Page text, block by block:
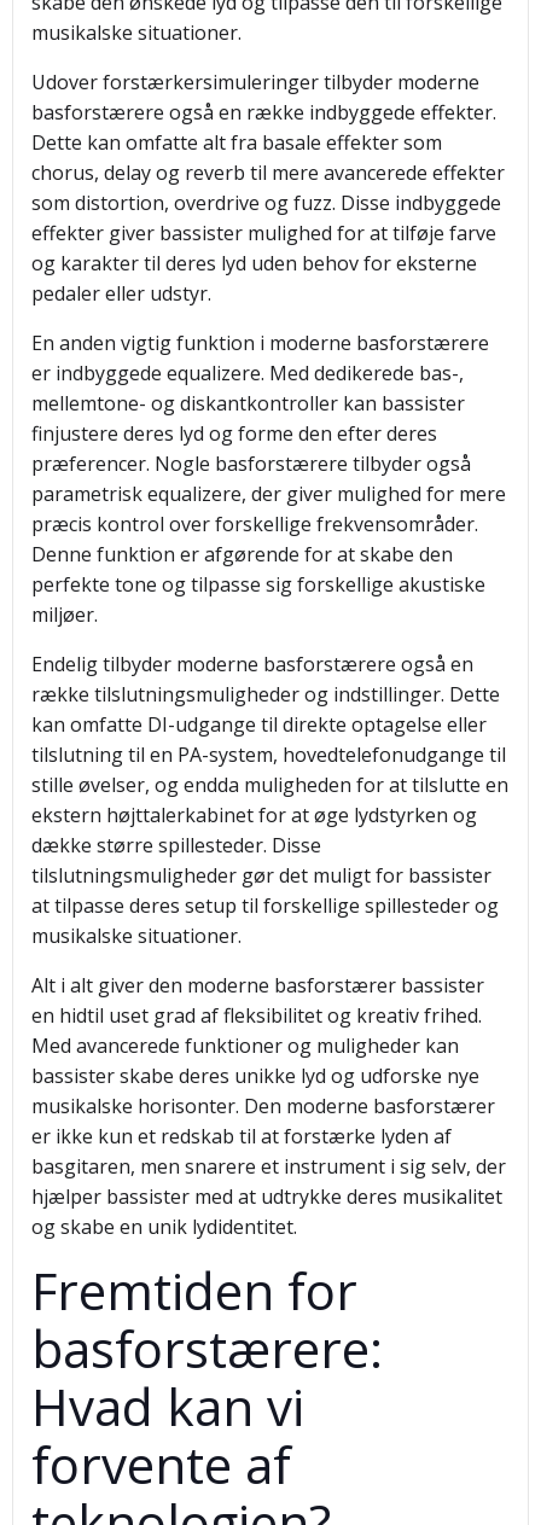
musikalske situationer.
Udover forstærkersimuleringer tilbyder moderne
basforstærere også en række indbyggede effekter.
Dette kan omfatte alt fra basale effekter som
chorus, delay og reverb til mere avancerede effekter
som distortion, overdrive og fuzz. Disse indbyggede
effekter giver bassister mulighed for at tilføje farve
og karakter til deres lyd uden behov for eksterne
pedaler eller udstyr.
En anden vigtig funktion i moderne basforstærere
er indbyggede equalizere. Med dedikerede bas-,
mellemtone- og diskantkontroller kan bassister
finjustere deres lyd og forme den efter deres
præferencer. Nogle basforstærere tilbyder også
parametrisk equalizere, der giver mulighed for mere
præcis kontrol over forskellige frekvensområder.
Denne funktion er afgørende for at skabe den
perfekte tone og tilpasse sig forskellige akustiske
miljøer.
Endelig tilbyder moderne basforstærere også en
række tilslutningsmuligheder og indstillinger. Dette
kan omfatte DI-udgange til direkte optagelse eller
tilslutning til en PA-system, hovedtelefonudgange til
stille øvelser, og endda muligheden for at tilslutte en
ekstern højttalerkabinet for at øge lydstyrken og
dække større spillesteder. Disse
tilslutningsmuligheder gør det muligt for bassister
at tilpasse deres setup til forskellige spillesteder og
musikalske situationer.
Alt i alt giver den moderne basforstærer bassister
en hidtil uset grad af fleksibilitet og kreativ frihed.
Med avancerede funktioner og muligheder kan
bassister skabe deres unikke lyd og udforske nye
musikalske horisonter. Den moderne basforstærer
er ikke kun et redskab til at forstærke lyden af
basgitaren, men snarere et instrument i sig selv, der
hjælper bassister med at udtrykke deres musikalitet
og skabe en unik lydidentitet.
Fremtiden for
basforstærere:
Hvad kan vi
forvente af